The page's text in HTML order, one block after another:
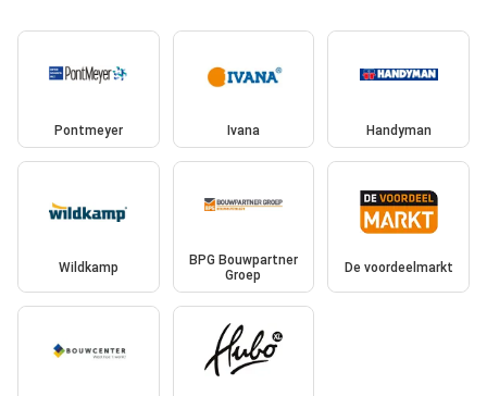
Pontmeyer Ivana Handyman
Wildkamp
BPG Bouwpartner
Groep
De voordeelmarkt